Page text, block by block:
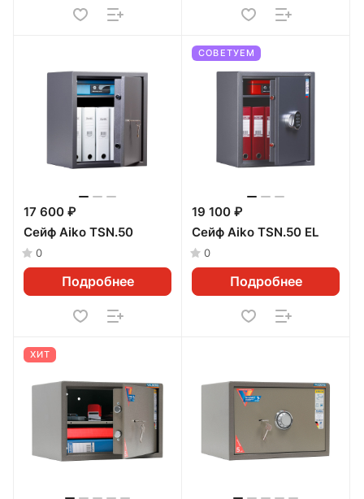
17 600 ₽
Сейф Aiko TSN.50
0
Подробнее
СОВЕТУЕМ
19 100 ₽
Сейф Aiko TSN.50 EL
0
Подробнее
ХИТ